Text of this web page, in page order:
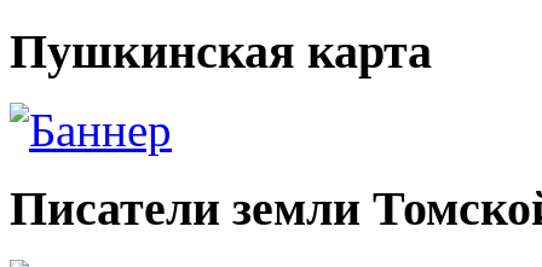
Пушкинская карта
Писатели земли